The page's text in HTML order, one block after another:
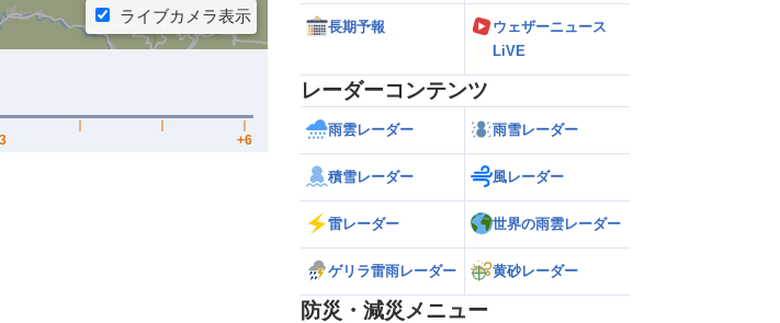
長期予報
ウェザーニュース
LiVE
レーダーコンテンツ
雨雲レーダー 雨雪レーダー
積雪レーダー 風レーダー
雷レーダー 世界の雨雲レーダー
ゲリラ雷雨レーダー 黄砂レーダー
防災・減災メニュー